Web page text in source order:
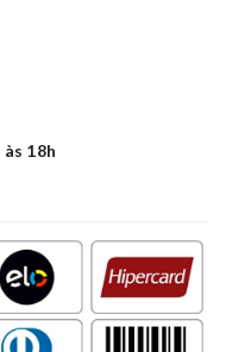
às 18h